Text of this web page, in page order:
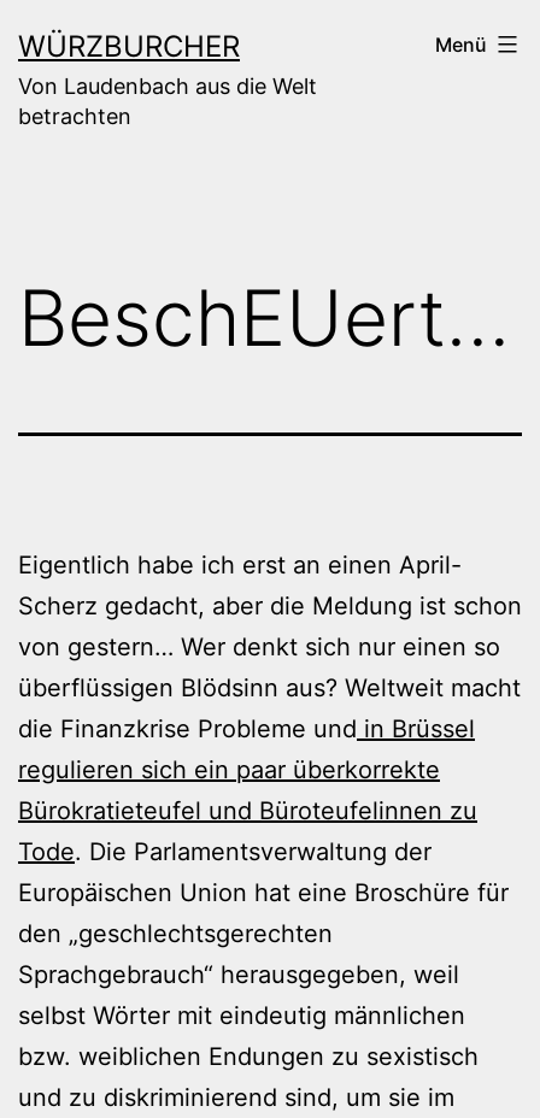
Inhalt
springen
WÜRZBURCHER
Von Laudenbach aus die Welt
betrachten
Menü
BeschEUert…
Eigentlich habe ich erst an einen April-
Scherz gedacht, aber die Meldung ist schon
von gestern… Wer denkt sich nur einen so
überflüssigen Blödsinn aus? Weltweit macht
die Finanzkrise Probleme und in Brüssel
regulieren sich ein paar überkorrekte
Bürokratieteufel und Büroteufelinnen zu
Tode. Die Parlamentsverwaltung der
Europäischen Union hat eine Broschüre für
den „geschlechtsgerechten
Sprachgebrauch“ herausgegeben, weil
selbst Wörter mit eindeutig männlichen
bzw. weiblichen Endungen zu sexistisch
und zu diskriminierend sind, um sie im